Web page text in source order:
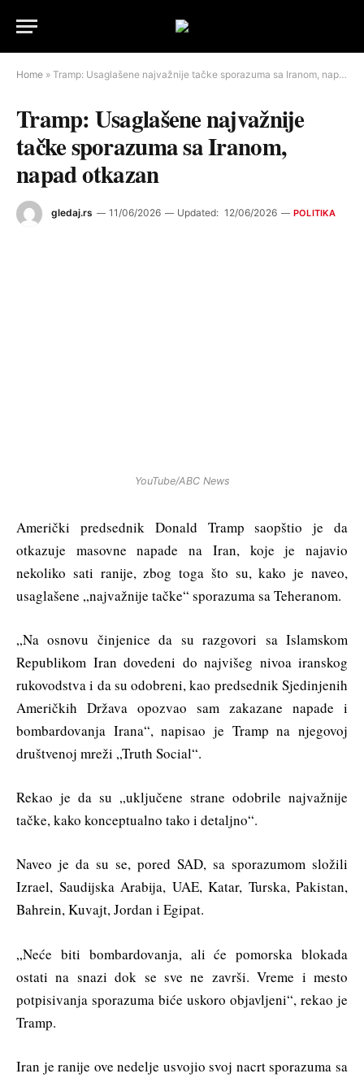
Home » Tramp: Usaglašene najvažnije tačke sporazuma sa Iranom, napad otkazan
Tramp: Usaglašene najvažnije
tačke sporazuma sa Iranom,
napad otkazan
gledaj.rs 11/06/2026 Updated: 12/06/2026 POLITIKA
YouTube/ABC News
Američki predsednik Donald Tramp saopštio je da
otkazuje masovne napade na Iran, koje je najavio
nekoliko sati ranije, zbog toga što su, kako je naveo,
usaglašene „najvažnije tačke“ sporazuma sa Teheranom.
„Na osnovu činjenice da su razgovori sa Islamskom
Republikom Iran dovedeni do najvišeg nivoa iranskog
rukovodstva i da su odobreni, kao predsednik Sjedinjenih
Američkih Država opozvao sam zakazane napade i
bombardovanja Irana“, napisao je Tramp na njegovoj
društvenoj mreži „Truth Social“.
Rekao je da su „uključene strane odobrile najvažnije
tačke, kako konceptualno tako i detaljno“.
Naveo je da su se, pored SAD, sa sporazumom složili
Izrael, Saudijska Arabija, UAE, Katar, Turska, Pakistan,
Bahrein, Kuvajt, Jordan i Egipat.
„Neće biti bombardovanja, ali će pomorska blokada
ostati na snazi dok se sve ne završi. Vreme i mesto
potpisivanja sporazuma biće uskoro objavljeni“, rekao je
Tramp.
Iran je ranije ove nedelje usvojio svoj nacrt sporazuma sa